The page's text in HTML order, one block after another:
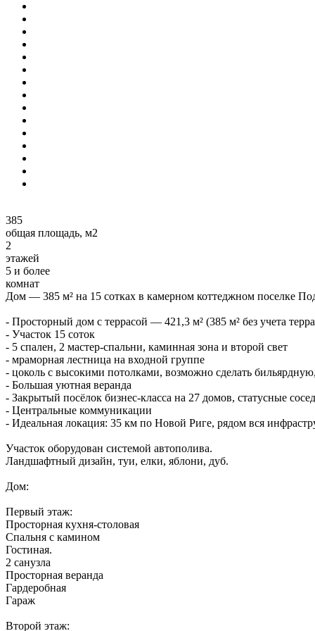
385
общая площадь, м2
2
этажей
5 и более
комнат
Дом — 385 м² на 15 сотках в камерном коттеджном поселке
- Просторный дом с террасой — 421,3 м² (385 м² без учета
- Участок 15 соток
- 5 спален, 2 мастер-спальни, каминная зона и второй свет
- мраморная лестница на входной группе
- цоколь с высокими потолками, возможно сделать
- Большая уютная веранда
- Закрытый посёлок бизнес-класса на 27 домов, статусные
- Центральные коммуникации
- Идеальная локация: 35 км по Новой Риге, рядом вся
Участок оборудован системой автополива.
Ландшафтный дизайн, туи, елки, яблони, дуб.
Дом:
Первый этаж:
Просторная кухня-столовая
Спальня с камином
Гостиная.
2 санузла
Просторная веранда
Гардеробная
Гараж
Второй этаж: